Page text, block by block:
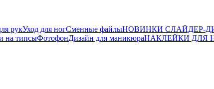
рукУход для ногСменные файлыНОВИНКИ СЛАЙДЕР-
на типсыФотофонДизайн для маникюраНАКЛЕЙКИ ДЛЯ